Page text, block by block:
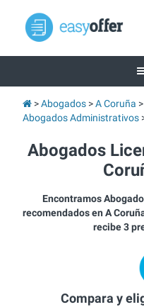
Abogados A Coruña
Abogados Administrativos
Abogados
Encontramos
recomendados en A
recibe 3
Compara y